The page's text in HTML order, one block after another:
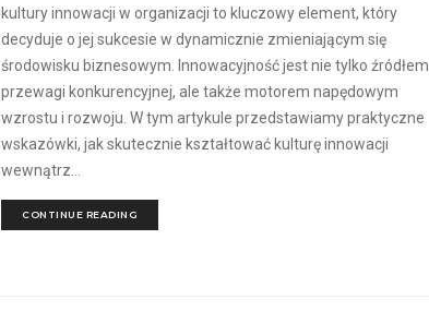
kultury innowacji w organizacji to kluczowy element, który
decyduje o jej sukcesie w dynamicznie zmieniającym się
środowisku biznesowym. Innowacyjność jest nie tylko źródłem
przewagi konkurencyjnej, ale także motorem napędowym
wzrostu i rozwoju. W tym artykule przedstawiamy praktyczne
wskazówki, jak skutecznie kształtować kulturę innowacji
wewnątrz...
CONTINUE READING